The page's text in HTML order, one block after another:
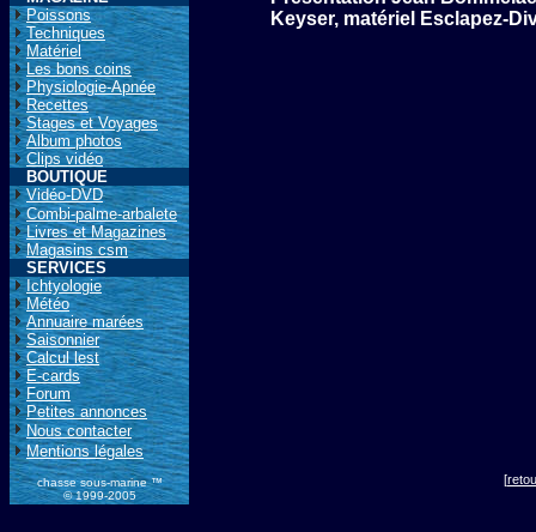
Poissons
Techniques
Matériel
Les bons coins
Physiologie-Apnée
Recettes
Stages et Voyages
Album photos
Clips vidéo
BOUTIQUE
Vidéo-DVD
Combi-palme-arbalete
Livres et Magazines
Magasins csm
SERVICES
Ichtyologie
Météo
Annuaire marées
Saisonnier
Calcul lest
E-cards
Forum
Petites annonces
Nous contacter
Mentions légales
chasse sous-marine ™
© 1999-2005
Keyser, matériel Esclapez-
[